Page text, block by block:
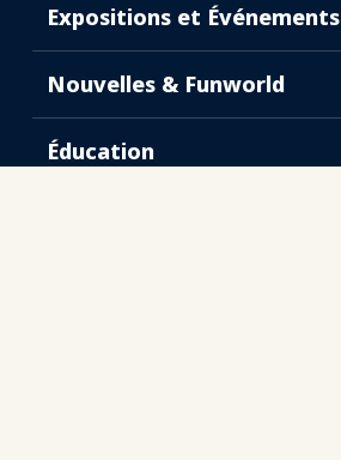
Expositions et Événements
Nouvelles & Funworld
Éducation